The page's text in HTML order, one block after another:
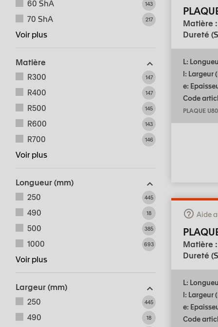
60 ShA 143
70 ShA 217
Voir plus
Matière
R300
147
R400 147
R500 145
R600 143
R700 146
Voir plus
Longueur (mm)
250
445
490 18
500 385
1000 693
Voir plus
Largeur (mm)
250
445
490 18
Matière
Dureté
L:
l: Largeur
e:
Code
PLAQUE
Aide
Matière
Dureté
L:
l: Largeur
e:
Code